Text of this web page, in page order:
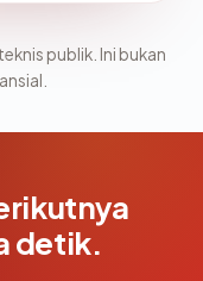
publik. Ini bukan
detik.